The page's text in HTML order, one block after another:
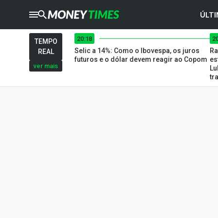
CRYPTOTIMES
TIMES
TEMPO
REAL
ver mais
20:18
Selic a 14%: Como o Ibovespa, os juros
futuros e o dólar devem reagir ao Copom